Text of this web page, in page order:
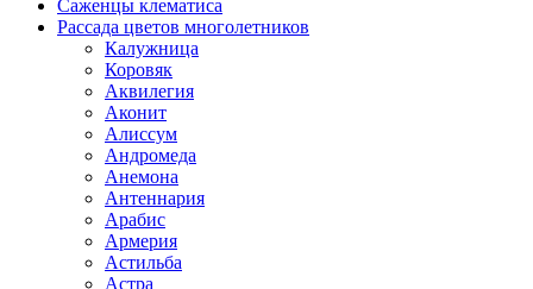
Саженцы клематиса
Рассада цветов многолетников
Калужница
Коровяк
Аквилегия
Аконит
Алиссум
Андромеда
Анемона
Антеннария
Арабис
Армерия
Астильба
Астра